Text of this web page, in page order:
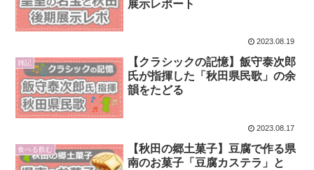
展示レポート
2023.08.19
雑記
【クラシックの記憶】飯守泰次郎
氏が指揮した「秋田県民歌」の余
韻をたどる
2023.08.17
食べる飲む
【秋田の郷土菓子】豆腐で作る県
南のお菓子「豆腐カステラ」と